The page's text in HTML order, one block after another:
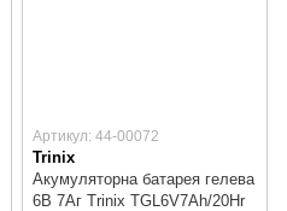
Артикул: 44-00072
Trinix
Акумуляторна батарея гелева
6В 7Аг Trinix TGL6V7Ah/20Hr